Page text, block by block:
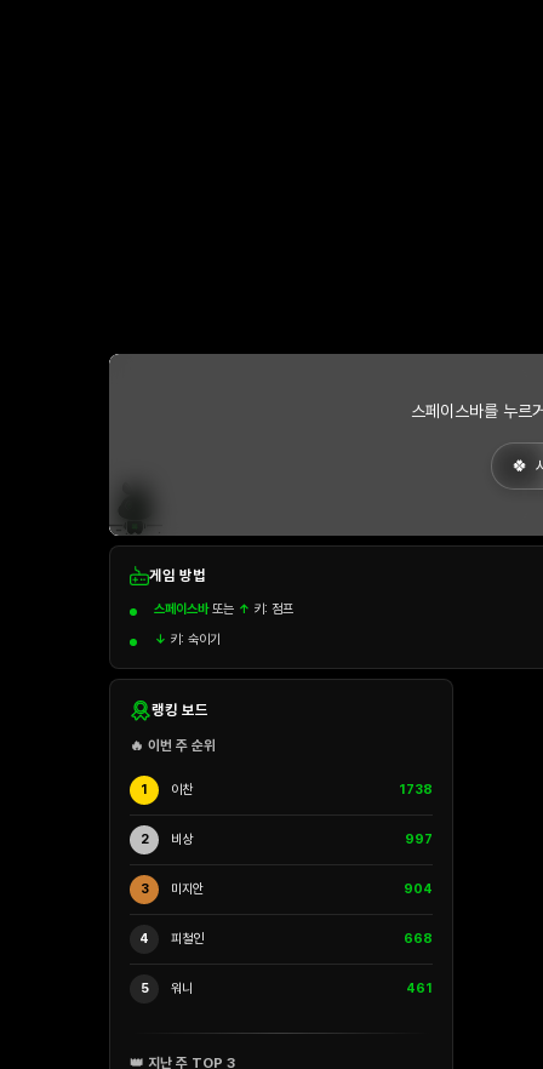
스페이스바를 누르
게임 방법
스페이스바또는 ↑ 키: 점프
↓ 키: 숙이기
랭킹 보드
🔥 이번 주 순위
1 이찬 1738
2 비상 997
3 미지안 904
4 피철인 668
5 워니 461
👑 지난 주 TOP 3